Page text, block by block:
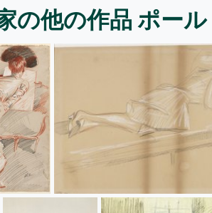
の他の作品 ポー